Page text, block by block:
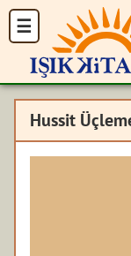
Hussit